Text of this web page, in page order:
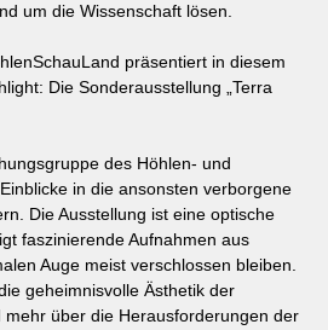
um die Wissenschaft lösen.
präsentiert in diesem
Die Sonderausstellung „Terra
des Höhlen- und
in die ansonsten verborgene
Die Ausstellung ist eine optische
faszinierende Aufnahmen aus
Auge meist verschlossen bleiben.
geheimnisvolle Ästhetik der
mehr über die Herausforderungen der